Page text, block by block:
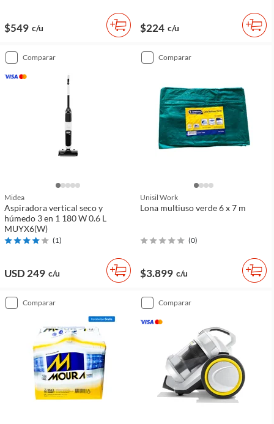
$549 c/u $224 c/u
comparar
Midea
Aspiradora vertical seco y
húmedo 3 en 1 180 W 0.6 L
MUYX6(W)
(1)
USD 249 c/u
comparar
Unisil Work
Lona multiuso verde 6 x 7 m
(0)
$3.899 c/u
comparar comparar